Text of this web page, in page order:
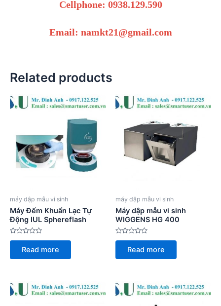
Cellphone: 0938.129.590
Email: namkt21@gmail.com
Related products
máy dập mẫu vi sinh
Máy Đếm Khuẩn Lạc Tự
Động IUL Sphereflash
Rated
of
Read more
máy dập mẫu vi sinh
Máy dập mẫu vi sinh
WIGGENS HG 400
Rated
of
Read more